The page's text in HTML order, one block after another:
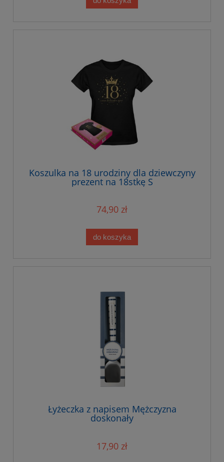
Koszulka na 18 urodziny dla dziewczyny
prezent na 18stkę S
74,90 zł
do koszyka
Łyżeczka z napisem Mężczyzna
doskonały
17,90 zł